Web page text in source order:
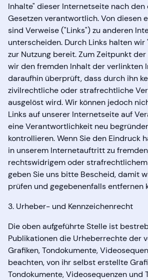
Inhalte" dieser Internetseite nach den
Gesetzen verantwortlich. Von diesen
sind Verweise ("Links") zu anderen
unterscheiden. Durch Links halten wir
zur Nutzung bereit. Zum Zeitpunkt
wir den fremden Inhalt der verlinkten
daraufhin überprüft, dass durch ihn
zivilrechtliche oder strafrechtliche
ausgelöst wird. Wir können jedoch
Links auf unserer Internetseite auf
eine Verantwortlichkeit neu
kontrollieren. Wenn Sie den Eindruck
in unserem Internetauftritt zu
rechtswidrigem oder
geben Sie uns bitte Bescheid, damit
prüfen und gegebenenfalls entfernen
3. Urheber- und Kennzeichenrecht
Die oben aufgeführte Stelle ist
Publikationen die Urheberrechte der
Grafiken, Tondokumente,
beachten, von ihr selbst erstellte
Tondokumente, Videosequenzen und